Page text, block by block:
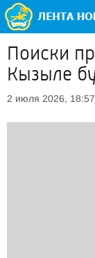
Поиски
Кызыле
2 июля 2026, 18:57